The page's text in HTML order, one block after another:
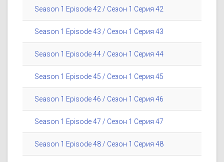
Season 1 Episode 42 / Сезон 1 Серия 42
Season 1 Episode 43 / Сезон 1 Серия 43
Season 1 Episode 44 / Сезон 1 Серия 44
Season 1 Episode 45 / Сезон 1 Серия 45
Season 1 Episode 46 / Сезон 1 Серия 46
Season 1 Episode 47 / Сезон 1 Серия 47
Season 1 Episode 48 / Сезон 1 Серия 48